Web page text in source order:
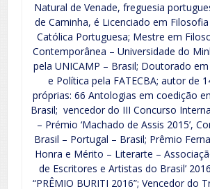
Natural de Venade, freguesia
de Caminha, é Licenciado em
Católica Portuguesa; Mestre em
Contemporânea – Universidade do
pela UNICAMP – Brasil; Doutorado
e Política pela FATECBA; autor de
próprias: 66 Antologias em coedição
Brasil; vencedor do III Concurso
– Prémio ‘Machado de Assis 2015’,
Brasil – Portugal – Brasil; Prêmio
Honra e Mérito – Literarte –
de Escritores e Artistas do Brasil’
“PRÊMIO BURITI 2016”; Vencedor do